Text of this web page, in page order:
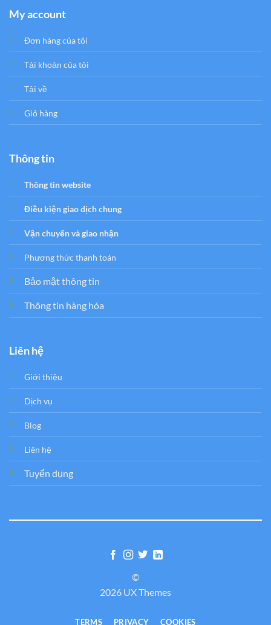
My account
Đơn hàng của tôi
Tải khoản của tôi
Tải về
Giỏ hàng
Thông tin
Thông tin website
Điều kiện giao dịch chung
Vận chuyển và giao nhận
Phương thức thanh toán
Bảo mật thông tin
Thông tin hàng hóa
Liên hệ
Giới thiệu
Dịch vụ
Blog
Liên hệ
Tuyển dụng
©
2026 UX Themes
TERMS PRIVACY COOKIES